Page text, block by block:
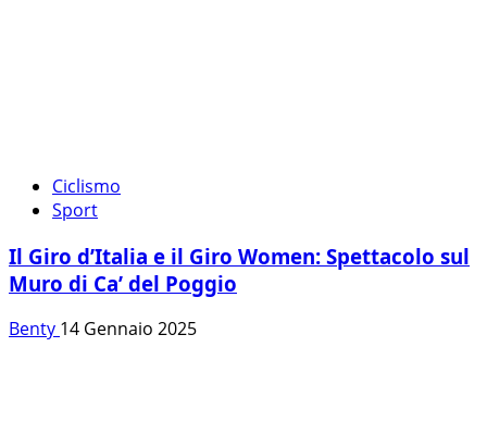
Ciclismo
Sport
Il Giro d’Italia e il Giro Women: Spettacolo sul
Muro di Ca’ del Poggio
Benty 14 Gennaio 2025